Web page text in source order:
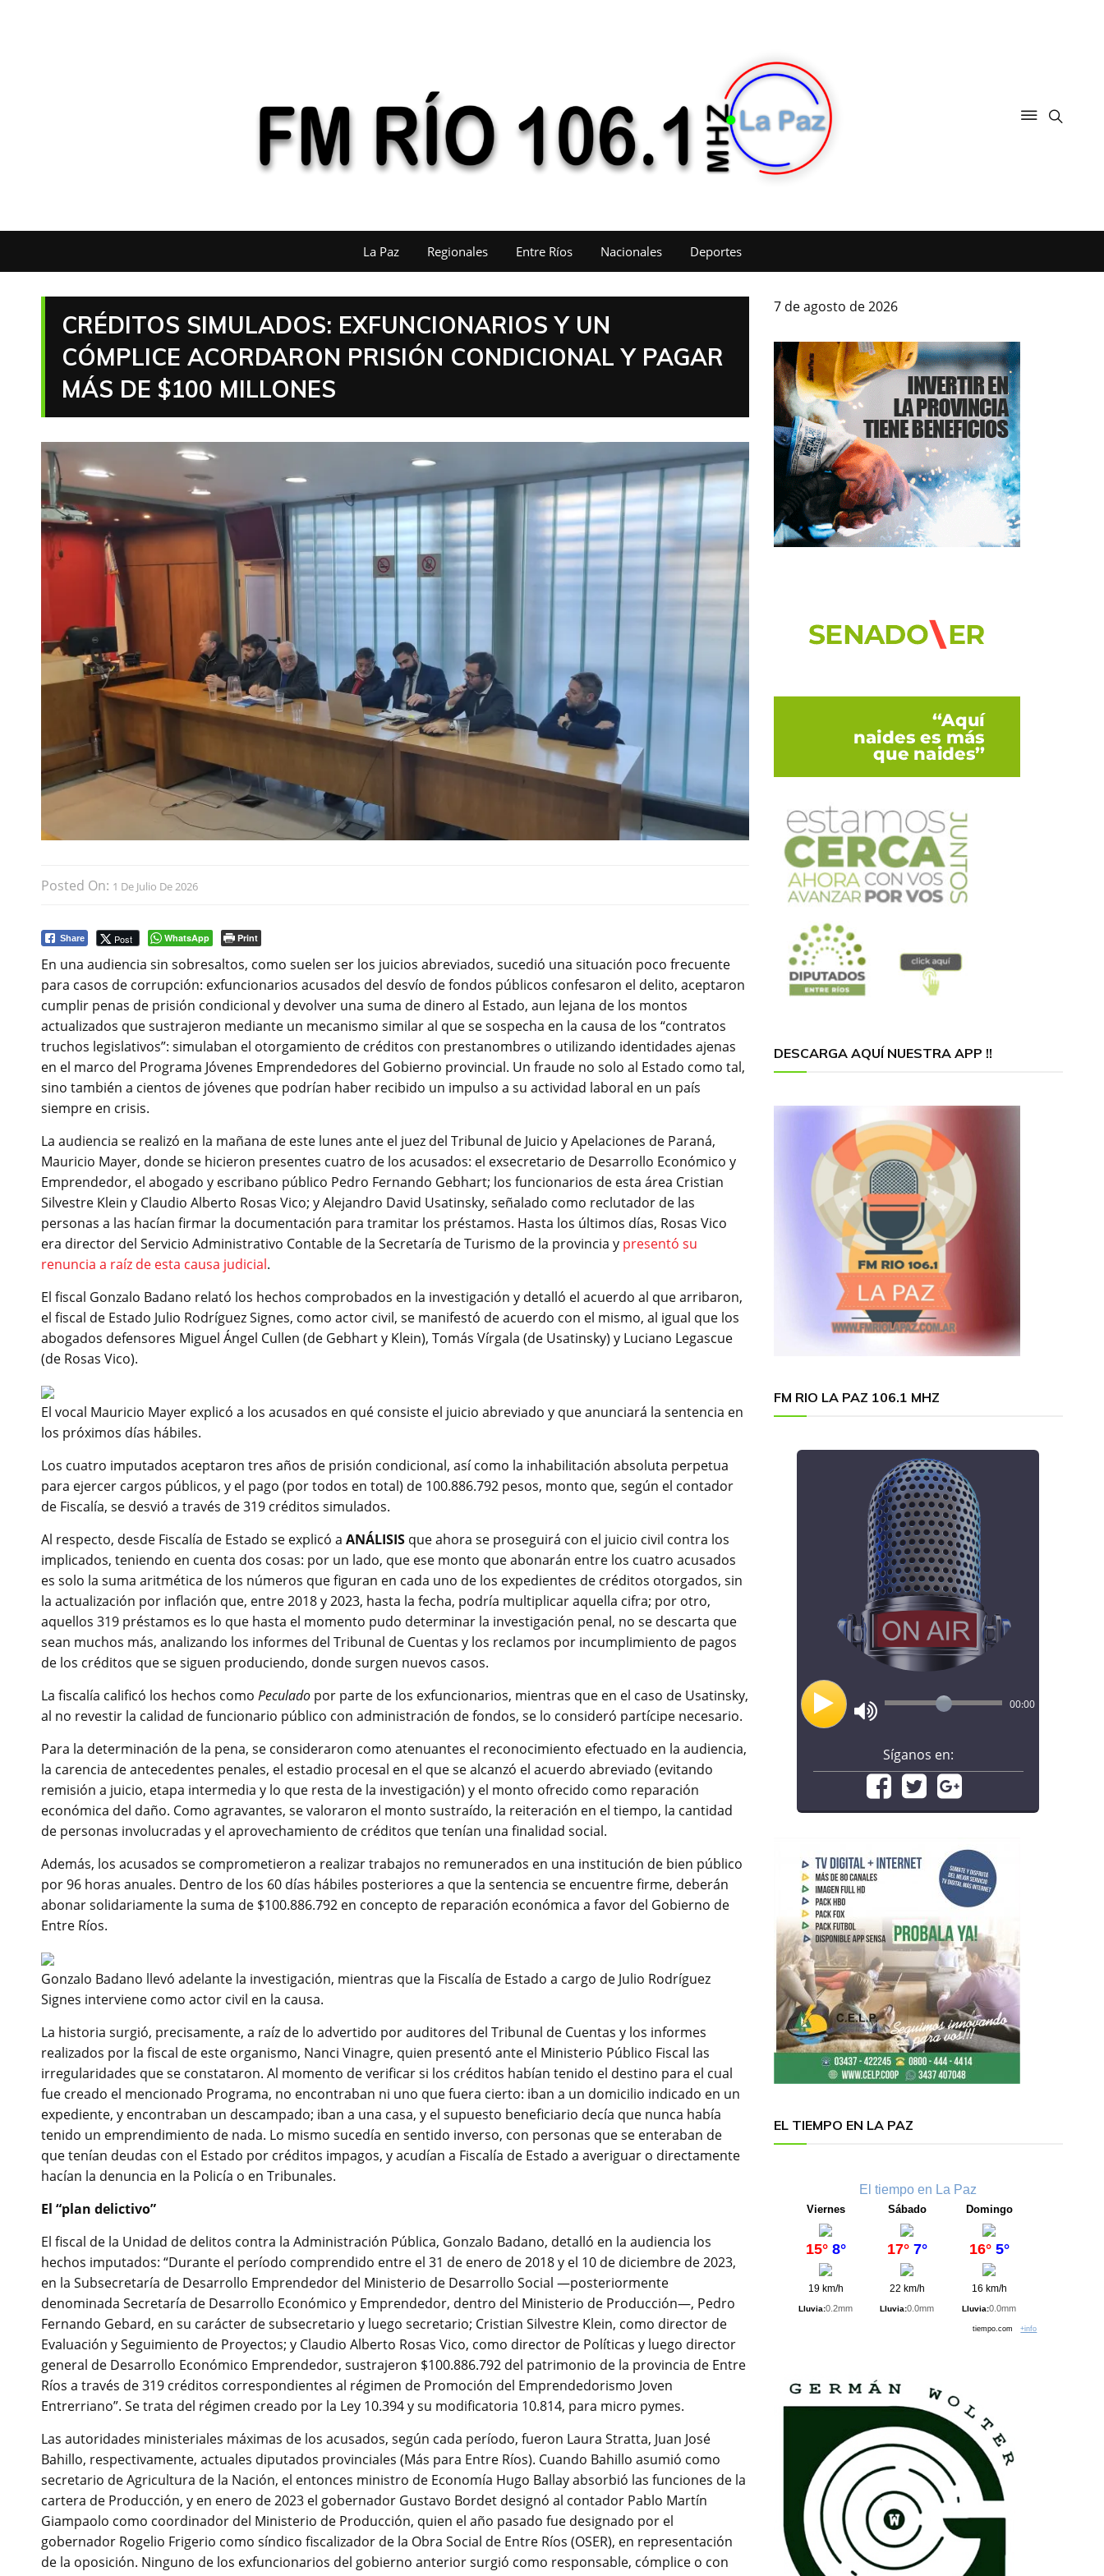
La Paz Regionales Entre Ríos Nacionales Deportes
CRÉDITOS SIMULADOS: EXFUNCIONARIOS Y UN
CÓMPLICE ACORDARON PRISIÓN CONDICIONAL Y PAGAR
MÁS DE $100 MILLONES
Posted On: 1 De Julio De 2026
Share Post WhatsApp Print
En una audiencia sin sobresaltos, como suelen ser los juicios abreviados, sucedió una situación poco frecuente
para casos de corrupción: exfuncionarios acusados del desvío de fondos públicos confesaron el delito, aceptaron
cumplir penas de prisión condicional y devolver una suma de dinero al Estado, aun lejana de los montos
actualizados que sustrajeron mediante un mecanismo similar al que se sospecha en la causa de los “contratos
truchos legislativos”: simulaban el otorgamiento de créditos con prestanombres o utilizando identidades ajenas
en el marco del Programa Jóvenes Emprendedores del Gobierno provincial. Un fraude no solo al Estado como tal,
sino también a cientos de jóvenes que podrían haber recibido un impulso a su actividad laboral en un país
siempre en crisis.
La audiencia se realizó en la mañana de este lunes ante el juez del Tribunal de Juicio y Apelaciones de Paraná,
Mauricio Mayer, donde se hicieron presentes cuatro de los acusados: el exsecretario de Desarrollo Económico y
Emprendedor, el abogado y escribano público Pedro Fernando Gebhart; los funcionarios de esta área Cristian
Silvestre Klein y Claudio Alberto Rosas Vico; y Alejandro David Usatinsky, señalado como reclutador de las
personas a las hacían firmar la documentación para tramitar los préstamos. Hasta los últimos días, Rosas Vico
era director del Servicio Administrativo Contable de la Secretaría de Turismo de la provincia y presentó su
renuncia a raíz de esta causa judicial.
El fiscal Gonzalo Badano relató los hechos comprobados en la investigación y detalló el acuerdo al que arribaron,
el fiscal de Estado Julio Rodríguez Signes, como actor civil, se manifestó de acuerdo con el mismo, al igual que los
abogados defensores Miguel Ángel Cullen (de Gebhart y Klein), Tomás Vírgala (de Usatinsky) y Luciano Legascue
(de Rosas Vico).
El vocal Mauricio Mayer explicó a los acusados en qué consiste el juicio abreviado y que anunciará la sentencia en
los próximos días hábiles.
Los cuatro imputados aceptaron tres años de prisión condicional, así como la inhabilitación absoluta perpetua
para ejercer cargos públicos, y el pago (por todos en total) de 100.886.792 pesos, monto que, según el contador
de Fiscalía, se desvió a través de 319 créditos simulados.
Al respecto, desde Fiscalía de Estado se explicó a ANÁLISIS que ahora se proseguirá con el juicio civil contra los
implicados, teniendo en cuenta dos cosas: por un lado, que ese monto que abonarán entre los cuatro acusados
es solo la suma aritmética de los números que figuran en cada uno de los expedientes de créditos otorgados, sin
la actualización por inflación que, entre 2018 y 2023, hasta la fecha, podría multiplicar aquella cifra; por otro,
aquellos 319 préstamos es lo que hasta el momento pudo determinar la investigación penal, no se descarta que
sean muchos más, analizando los informes del Tribunal de Cuentas y los reclamos por incumplimiento de pagos
de los créditos que se siguen produciendo, donde surgen nuevos casos.
La fiscalía calificó los hechos como Peculado por parte de los exfuncionarios, mientras que en el caso de Usatinsky,
al no revestir la calidad de funcionario público con administración de fondos, se lo consideró partícipe necesario.
Para la determinación de la pena, se consideraron como atenuantes el reconocimiento efectuado en la audiencia,
la carencia de antecedentes penales, el estadio procesal en el que se alcanzó el acuerdo abreviado (evitando
remisión a juicio, etapa intermedia y lo que resta de la investigación) y el monto ofrecido como reparación
económica del daño. Como agravantes, se valoraron el monto sustraído, la reiteración en el tiempo, la cantidad
de personas involucradas y el aprovechamiento de créditos que tenían una finalidad social.
Además, los acusados se comprometieron a realizar trabajos no remunerados en una institución de bien público
por 96 horas anuales. Dentro de los 60 días hábiles posteriores a que la sentencia se encuentre firme, deberán
abonar solidariamente la suma de $100.886.792 en concepto de reparación económica a favor del Gobierno de
Entre Ríos.
Gonzalo Badano llevó adelante la investigación, mientras que la Fiscalía de Estado a cargo de Julio Rodríguez
Signes interviene como actor civil en la causa.
La historia surgió, precisamente, a raíz de lo advertido por auditores del Tribunal de Cuentas y los informes
realizados por la fiscal de este organismo, Nanci Vinagre, quien presentó ante el Ministerio Público Fiscal las
irregularidades que se constataron. Al momento de verificar si los créditos habían tenido el destino para el cual
fue creado el mencionado Programa, no encontraban ni uno que fuera cierto: iban a un domicilio indicado en un
expediente, y encontraban un descampado; iban a una casa, y el supuesto beneficiario decía que nunca había
tenido un emprendimiento de nada. Lo mismo sucedía en sentido inverso, con personas que se enteraban de
que tenían deudas con el Estado por créditos impagos, y acudían a Fiscalía de Estado a averiguar o directamente
hacían la denuncia en la Policía o en Tribunales.
El “plan delictivo”
El fiscal de la Unidad de delitos contra la Administración Pública, Gonzalo Badano, detalló en la audiencia los
hechos imputados: “Durante el período comprendido entre el 31 de enero de 2018 y el 10 de diciembre de 2023,
en la Subsecretaría de Desarrollo Emprendedor del Ministerio de Desarrollo Social —posteriormente
denominada Secretaría de Desarrollo Económico y Emprendedor, dentro del Ministerio de Producción—, Pedro
Fernando Gebard, en su carácter de subsecretario y luego secretario; Cristian Silvestre Klein, como director de
Evaluación y Seguimiento de Proyectos; y Claudio Alberto Rosas Vico, como director de Políticas y luego director
general de Desarrollo Económico Emprendedor, sustrajeron $100.886.792 del patrimonio de la provincia de Entre
Ríos a través de 319 créditos correspondientes al régimen de Promoción del Emprendedorismo Joven
Entrerriano”. Se trata del régimen creado por la Ley 10.394 y su modificatoria 10.814, para micro pymes.
Las autoridades ministeriales máximas de los acusados, según cada período, fueron Laura Stratta, Juan José
Bahillo, respectivamente, actuales diputados provinciales (Más para Entre Ríos). Cuando Bahillo asumió como
secretario de Agricultura de la Nación, el entonces ministro de Economía Hugo Ballay absorbió las funciones de la
cartera de Producción, y en enero de 2023 el gobernador Gustavo Bordet designó al contador Pablo Martín
Giampaolo como coordinador del Ministerio de Producción, quien el año pasado fue designado por el
gobernador Rogelio Frigerio como síndico fiscalizador de la Obra Social de Entre Ríos (OSER), en representación
de la oposición. Ninguno de los exfuncionarios del gobierno anterior surgió como responsable, cómplice o con
7 de agosto de 2026
DESCARGA AQUÍ NUESTRA APP !!
FM RIO LA PAZ 106.1 MHZ
00:00
Síganos en:
EL TIEMPO EN LA PAZ
El tiempo en La Paz
Viernes
15° 8°
19 km/h
Lluvia:0.2mm
Sábado
17° 7°
22 km/h
Lluvia:0.0mm
Domingo
16° 5°
16 km/h
Lluvia:0.0mm
tiempo.com+info